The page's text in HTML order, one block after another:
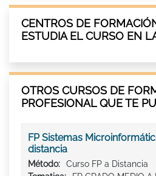
CENTROS DE
ESTUDIA EL CURSO EN
OTROS CURSOS DE
PROFESIONAL QUE TE
FP Sistemas
distancia
Método:
Curso FP a Distancia